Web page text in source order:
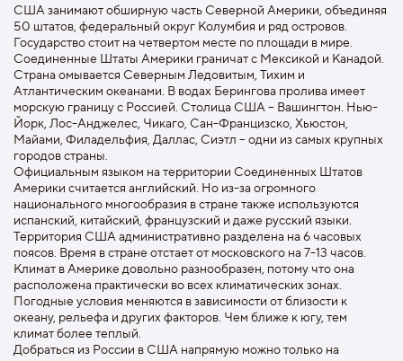
США занимают обширную часть Северной Америки, объединяя
50 штатов, федеральный округ Колумбия и ряд островов.
Государство стоит на четвертом месте по площади в мире.
Соединенные Штаты Америки граничат с Мексикой и Канадой.
Страна омывается Северным Ледовитым, Тихим и
Атлантическим океанами. В водах Берингова пролива имеет
морскую границу с Россией. Столица США – Вашингтон. Нью-
Йорк, Лос-Анджелес, Чикаго, Сан-Францизско, Хьюстон,
Майами, Филадельфия, Даллас, Сиэтл – одни из самых крупных
городов страны.
Официальным языком на территории Соединенных Штатов
Америки считается английский. Но из-за огромного
национального многообразия в стране также используются
испанский, китайский, французский и даже русский языки.
Территория США административно разделена на 6 часовых
поясов. Время в стране отстает от московского на 7-13 часов.
Климат в Америке довольно разнообразен, потому что она
расположена практически во всех климатических зонах.
Погодные условия меняются в зависимости от близости к
океану, рельефа и других факторов. Чем ближе к югу, тем
климат более теплый.
Добраться из России в США напрямую можно только на